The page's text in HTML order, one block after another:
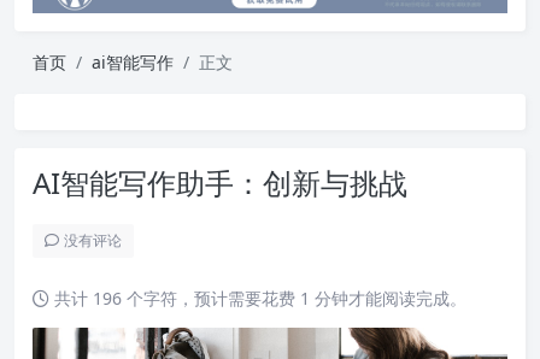
首页 ai智能写作 正文
AI智能写作助手：创新与挑战
没有评论
共计 196 个字符，预计需要花费 1 分钟才能阅读完成。